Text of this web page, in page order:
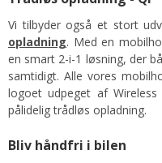
Vi tilbyder også et stort
opladning. Med en
en smart 2-i-1 løsning, der
samtidigt. Alle vores
logoet udpeget af
pålidelig trådløs opladning.
Bliv håndfri i bilen